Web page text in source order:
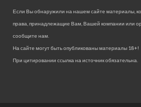
Если Вы обнаружили на нашем сайте материалы,
права, принадлежащие Вам, Вашей компании или
сообщите нам.
На сайте могут быть опубликованы материалы 18+!
При цитировании ссылка на источник обязательна.